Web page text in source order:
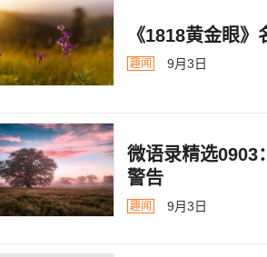
《1818黄金眼》
趣闻 9月3日
微语录精选0903
警告
趣闻 9月3日